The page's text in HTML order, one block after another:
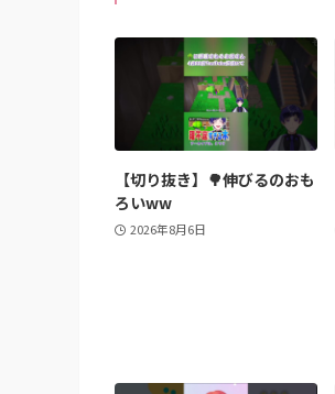
【切り抜き】🌳伸びるのおも
ろいww
2026年8月6日